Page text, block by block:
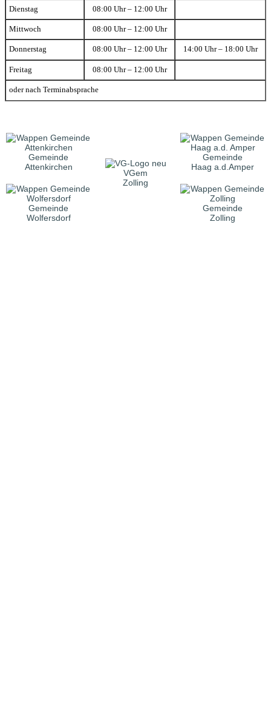
Dienstag 08:00 Uhr – 12:00 Uhr
Mittwoch 08:00 Uhr – 12:00 Uhr
Donnerstag 08:00 Uhr – 12:00 Uhr 14:00 Uhr – 18:00 Uhr
Freitag 08:00 Uhr – 12:00 Uhr
oder nach Terminabsprache
Gemeinde
Attenkirchen
VGem
Zolling
Gemeinde
Haag a.d.Amper
Gemeinde
Wolfersdorf
Gemeinde
Zolling